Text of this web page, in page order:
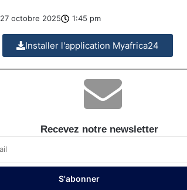
27 octobre 2025 1:45 pm
Installer l'application Myafrica24
Recevez notre newsletter